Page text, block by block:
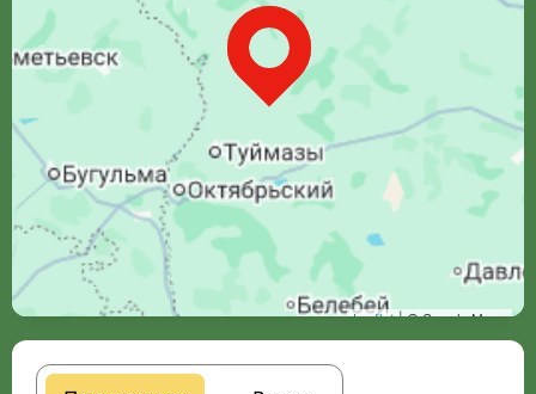
Leaflet| © Google Maps